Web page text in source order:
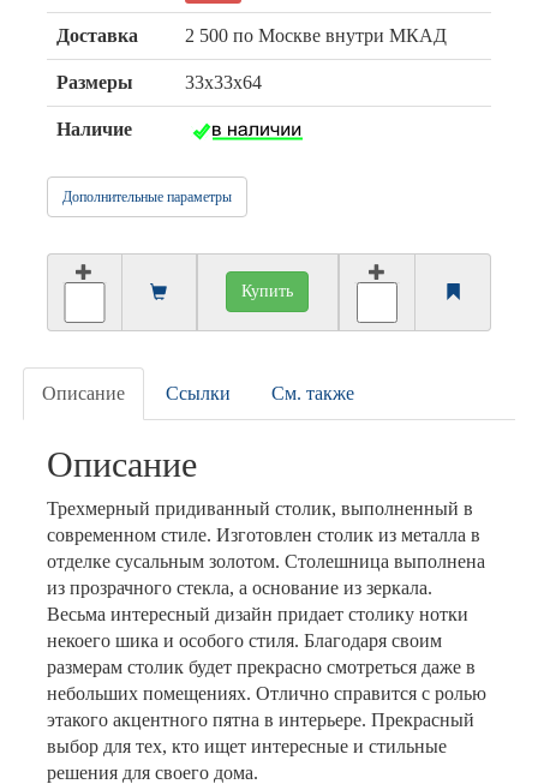
Доставка 2 500 по Москве внутри МКАД
Размеры 33x33x64
Наличие
Дополнительные параметры
Купить
Описание Ссылки См. также
Описание
Трехмерный придиванный столик, выполненный в
современном стиле. Изготовлен столик из металла в
отделке сусальным золотом. Столешница выполнена
из прозрачного стекла, а основание из зеркала.
Весьма интересный дизайн придает столику нотки
некоего шика и особого стиля. Благодаря своим
размерам столик будет прекрасно смотреться даже в
небольших помещениях. Отлично справится с ролью
этакого акцентного пятна в интерьере. Прекрасный
выбор для тех, кто ищет интересные и стильные
решения для своего дома.